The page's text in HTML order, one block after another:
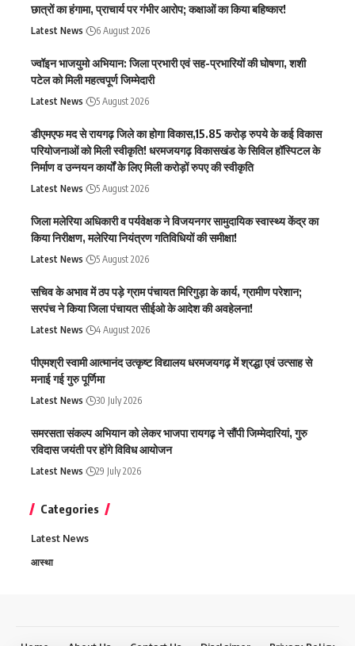
छात्रों का हंगामा, प्राचार्य पर गंभीर आरोप; कक्षाओं का किया बहिष्कार!
Latest News 6 August 2026
ज्वॉइन भाजयुमो अभियान: जिला प्रभारी एवं सह-प्रभारियों की घोषणा, शशी
पटेल को मिली महत्वपूर्ण जिम्मेदारी
Latest News 5 August 2026
डीएमएफ मद से रायगढ़ जिले का होगा विकास,15.85 करोड़ रुपये के कई विकास
परियोजनाओं को मिली स्वीकृति! धरमजयगढ़ विकासखंड के सिविल हॉस्पिटल के
निर्माण व उन्नयन कार्यों के लिए मिली करोड़ों रुपए की स्वीकृति
Latest News 5 August 2026
जिला मलेरिया अधिकारी व पर्यवेक्षक ने विजयनगर सामुदायिक स्वास्थ्य केंद्र का
किया निरीक्षण, मलेरिया नियंत्रण गतिविधियों की समीक्षा!
Latest News 5 August 2026
सचिव के अभाव में ठप पड़े ग्राम पंचायत मिरिगुड़ा के कार्य, ग्रामीण परेशान;
सरपंच ने किया जिला पंचायत सीईओ के आदेश की अवहेलना!
Latest News 4 August 2026
पीएमश्री स्वामी आत्मानंद उत्कृष्ट विद्यालय धरमजयगढ़ में श्रद्धा एवं उत्साह से
मनाई गई गुरु पूर्णिमा
Latest News 30 July 2026
समरसता संकल्प अभियान को लेकर भाजपा रायगढ़ ने सौंपी जिम्मेदारियां, गुरु
रविदास जयंती पर होंगे विविध आयोजन
Latest News 29 July 2026
Categories
Latest News
आस्था